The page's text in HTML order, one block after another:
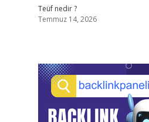
Teüf nedir ?
Temmuz 14, 2026